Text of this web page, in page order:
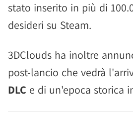
stato inserito in più di
desideri su Steam.
3DClouds ha inoltre
post-lancio che vedrà
DLC e di un'epoca storica